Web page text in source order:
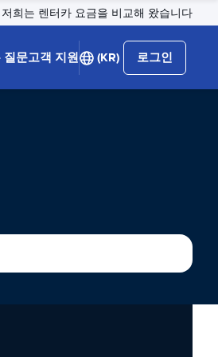
저희는 렌터카 요금을 비교해 왔습니다
질문고객 지원 (KR) 로그인